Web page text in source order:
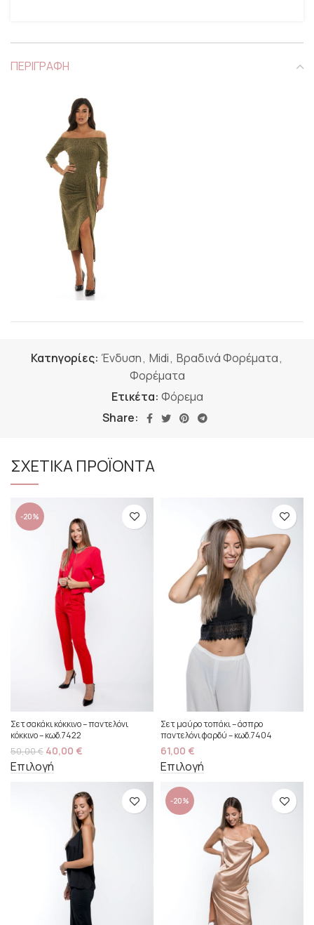
ΠΕΡΙΓΡΑΦΗ
Κατηγορίες: Ένδυση, Midi, Βραδινά Φορέματα,
Φορέματα
Ετικέτα: Φόρεμα
Share:
ΣΧΕΤΙΚΑ ΠΡΟΪΟΝΤΑ
-20%
Σετ σακάκι κόκκινο – παντελόνι
κόκκινο – κωδ.7422
50,00€ 40,00 €
Επιλογή
Σετ μαύρο τοπάκι – άσπρο
παντελόνι φαρδύ – κωδ.7404
61,00 €
Επιλογή
-20%